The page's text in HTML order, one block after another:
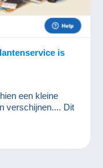
is
een kleine
verschijnen.... Dit